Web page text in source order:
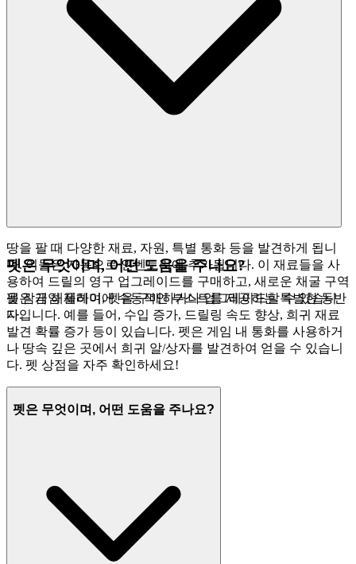
땅을 팔 때 다양한 재료, 자원, 특별 통화 등을 발견하게 됩니
다. 이들은 자동으로 인벤토리에 추가됩니다. 이 재료들을 사
용하여 드릴의 영구 업그레이드를 구매하고, 새로운 채굴 구역
을 잠금 해제하며, 펫을 구매하거나 업그레이드할 수 있습니
다.
펫은 무엇이며, 어떤 도움을 주나요?
펫은 게임 플레이에 수동적인 부스트를 제공하는 특별한 동반
자입니다. 예를 들어, 수입 증가, 드릴링 속도 향상, 희귀 재료
발견 확률 증가 등이 있습니다. 펫은 게임 내 통화를 사용하거
나 땅속 깊은 곳에서 희귀 알/상자를 발견하여 얻을 수 있습니
다. 펫 상점을 자주 확인하세요!
펫은 무엇이며, 어떤 도움을 주나요?